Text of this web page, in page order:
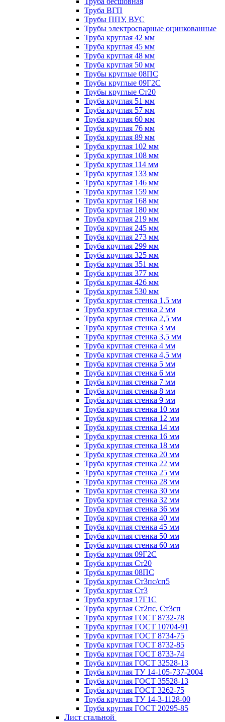
Труба ВГП
Трубы ППУ, ВУС
Трубы электросварные оцинкованные
Труба круглая 42 мм
Труба круглая 45 мм
Труба круглая 48 мм
Труба круглая 50 мм
Трубы круглые 08ПС
Трубы круглые 09Г2С
Трубы круглые Ст20
Труба круглая 51 мм
Труба круглая 57 мм
Труба круглая 60 мм
Труба круглая 76 мм
Труба круглая 89 мм
Труба круглая 102 мм
Труба круглая 108 мм
Труба круглая 114 мм
Труба круглая 133 мм
Труба круглая 146 мм
Труба круглая 159 мм
Труба круглая 168 мм
Труба круглая 180 мм
Труба круглая 219 мм
Труба круглая 245 мм
Труба круглая 273 мм
Труба круглая 299 мм
Труба круглая 325 мм
Труба круглая 351 мм
Труба круглая 377 мм
Труба круглая 426 мм
Труба круглая 530 мм
Труба круглая стенка 1,5 мм
Труба круглая стенка 2 мм
Труба круглая стенка 2,5 мм
Труба круглая стенка 3 мм
Труба круглая стенка 3,5 мм
Труба круглая стенка 4 мм
Труба круглая стенка 4,5 мм
Труба круглая стенка 5 мм
Труба круглая стенка 6 мм
Труба круглая стенка 7 мм
Труба круглая стенка 8 мм
Труба круглая стенка 9 мм
Труба круглая стенка 10 мм
Труба круглая стенка 12 мм
Труба круглая стенка 14 мм
Труба круглая стенка 16 мм
Труба круглая стенка 18 мм
Труба круглая стенка 20 мм
Труба круглая стенка 22 мм
Труба круглая стенка 25 мм
Труба круглая стенка 28 мм
Труба круглая стенка 30 мм
Труба круглая стенка 32 мм
Труба круглая стенка 36 мм
Труба круглая стенка 40 мм
Труба круглая стенка 45 мм
Труба круглая стенка 50 мм
Труба круглая стенка 60 мм
Труба круглая 09Г2С
Труба круглая Ст20
Труба круглая 08ПС
Труба круглая Ст3пс/сп5
Труба круглая Ст3
Труба круглая 17Г1С
Труба круглая Ст2пс, Ст3сп
Труба круглая ГОСТ 8732-78
Труба круглая ГОСТ 10704-91
Труба круглая ГОСТ 8734-75
Труба круглая ГОСТ 8732-85
Труба круглая ГОСТ 8733-74
Труба круглая ГОСТ 32528-13
Труба круглая ТУ 14-105-737-2004
Труба круглая ГОСТ 35528-13
Труба круглая ГОСТ 3262-75
Труба круглая ТУ 14-3-1128-00
Труба круглая ГОСТ 20295-85
Лист стальной